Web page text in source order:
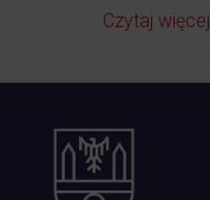
Czytaj więcej